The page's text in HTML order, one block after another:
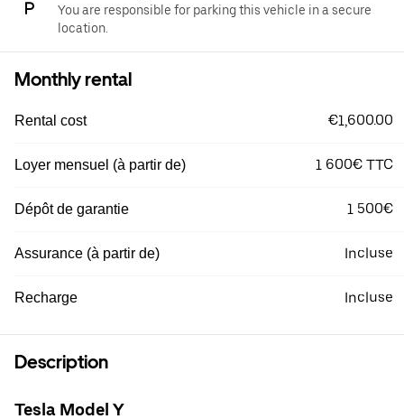
You are responsible for parking this vehicle in a secure
location.
Monthly rental
Rental cost €1,600.00
Loyer mensuel (à partir de) 1 600€ TTC
Dépôt de garantie 1 500€
Assurance (à partir de) Incluse
Recharge Incluse
Description
Tesla Model Y